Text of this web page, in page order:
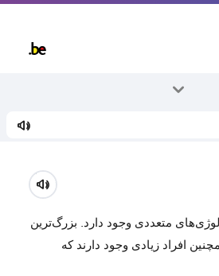
متعددی وجود دارد. بزرگ‌ترین
افراد زیادی وجود دارند که